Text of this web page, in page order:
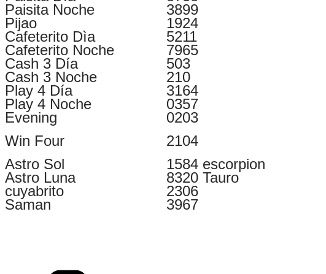
Paisita Noche
3899
Pijao
1924
Cafeterito Dìa
5211
Cafeterito Noche
7965
Cash 3 Día
503
Cash 3 Noche
210
Play 4 Día
3164
Play 4 Noche
0357
Evening
0203
Win Four
2104
Astro Sol
1584 escorpion
Astro Luna
8320 Tauro
cuyabrito
2306
Saman
3967